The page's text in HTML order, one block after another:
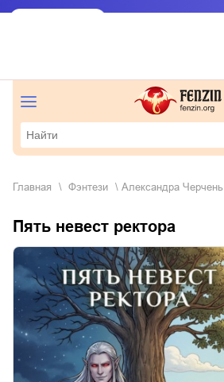
Главная фэнтези Александра Черчень
Пять невест ректора